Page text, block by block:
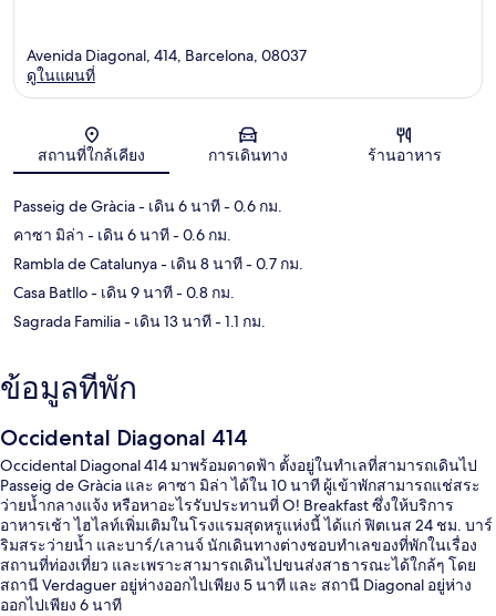
แผนที่
Avenida Diagonal, 414, Barcelona, 08037
ดูในแผนที่
สถานที่ใกล้เคียง การเดินทาง ร้านอาหาร
Passeig de Gràcia- เดิน 6 นาที- 0.6 กม.
คาซา มิล่า - เดิน 6 นาที- 0.6 กม.
Rambla de Catalunya- เดิน 8 นาที- 0.7 กม.
Casa Batllo- เดิน 9 นาที- 0.8 กม.
Sagrada Familia- เดิน 13 นาที- 1.1 กม.
ข้อมูลที่พัก
Occidental Diagonal 414
Occidental Diagonal 414 มาพร้อมดาดฟ้า ตั้งอยู่ในทำเลที่สามารถเดินไป
Passeig de Gràcia และ คาซา มิล่า ได้ใน 10 นาที ผู้เข้าพักสามารถแช่สระ
ว่ายน้ำกลางแจ้ง หรือหาอะไรรับประทานที่ O! Breakfast ซึ่งให้บริการ
อาหารเช้า ไฮไลท์เพิ่มเติมในโรงแรมสุดหรูแห่งนี้ ได้แก่ ฟิตเนส 24 ชม. บาร์
ริมสระว่ายน้ำ และบาร์/เลานจ์ นักเดินทางต่างชอบทำเลของที่พักในเรื่อง
สถานที่ท่องเที่ยว และเพราะสามารถเดินไปขนส่งสาธารณะได้ใกล้ๆ โดย
สถานี Verdaguer อยู่ห่างออกไปเพียง 5 นาที และ สถานี Diagonal อยู่ห่าง
ออกไปเพียง 6 นาที